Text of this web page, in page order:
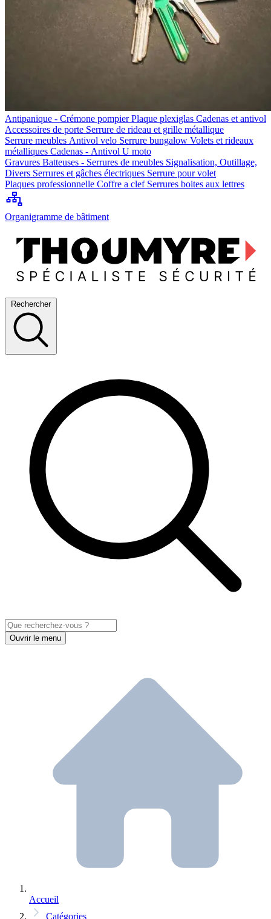
Antipanique - Crémone pompierPlaque plexiglas Cadenas et antivol
Accessoires de porte Serrure de rideau et grille métallique
Serrure meubles Antivol velo Serrure bungalow Volets et rideaux
métalliques Cadenas - Antivol U moto
Gravures Batteuses - Serrures de meubles Signalisation, Outillage,
Divers Serrures et gâches électriques Serrure pour volet
Plaques professionnelle Coffre a clef Serrures boites aux lettres
Organigramme de bâtiment
Rechercher
Ouvrir le menu
Accueil
Catégories